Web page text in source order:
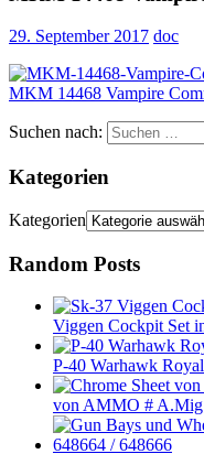
29. September 2017 doc
Suchen nach:
Kategorien
Kategorien
Random Posts
Viggen Cockpit Set
P-40 Warhawk
von AMMO # A.Mig